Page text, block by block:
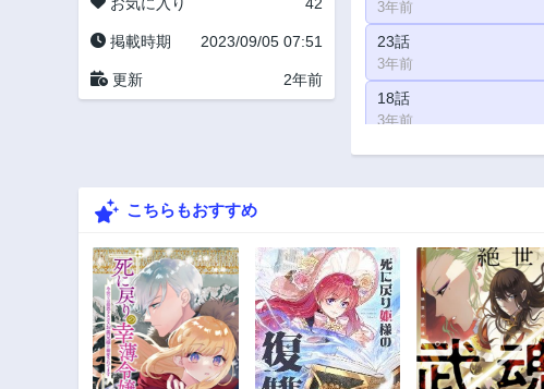
掲載時期 2023/09/05 07:51
更新 2年前
3年前
23話
3年前
18話
3年前
13話
3話
3年前
こちらもおすすめ